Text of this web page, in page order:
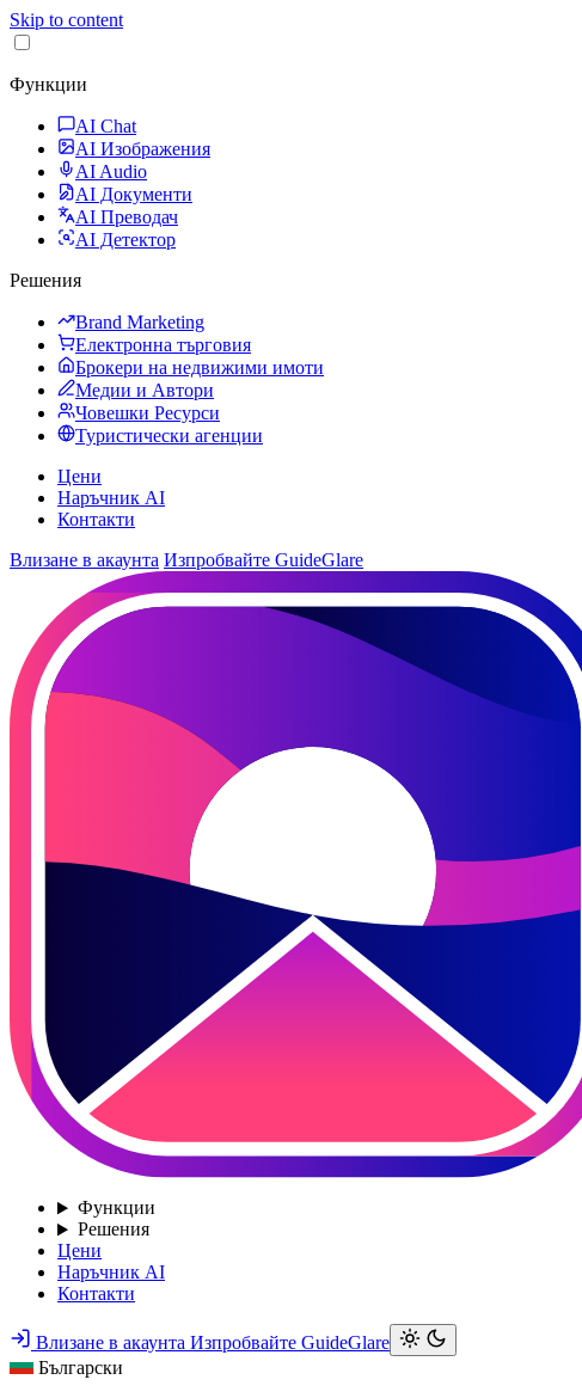
Skip to content
Функции
AI Chat
AI Изображения
AI Audio
AI Документи
AI Преводач
AI Детектор
Решения
Brand Marketing
Електронна търговия
Брокери на недвижими имоти
Медии и Автори
Човешки Ресурси
Туристически агенции
Цени
Наръчник AI
Контакти
Влизане в акаунта Изпробвайте GuideGlare
Функции
Решения
Цени
Наръчник AI
Контакти
Влизане в акаунта Изпробвайте GuideGlare
Български